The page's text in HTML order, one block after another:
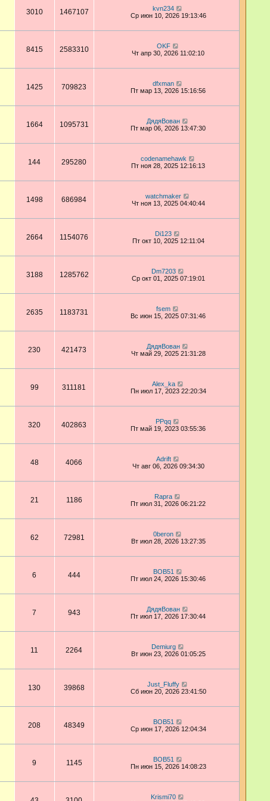
3010 1467107
kvn234
Ср июн 10, 2026 19:13:46
8415 2583310
OKF
Чт апр 30, 2026 11:02:10
1425 709823
dfxman
Пт мар 13, 2026 15:16:56
1664 1095731
ДядяВован
Пт мар 06, 2026 13:47:30
144 295280
codenamehawk
Пт ноя 28, 2025 12:16:13
1498 686984
watchmaker
Чт ноя 13, 2025 04:40:44
2664 1154076
Di123
Пт окт 10, 2025 12:11:04
3188 1285762
Dm7203
Ср окт 01, 2025 07:19:01
2635 1183731
fsem
Вс июн 15, 2025 07:31:46
230 421473
ДядяВован
Чт май 29, 2025 21:31:28
99 311181
Alex_ka
Пн июл 17, 2023 22:20:34
320 402863
PPqq
Пт май 19, 2023 03:55:36
48 4066
Adrift
Чт авг 06, 2026 09:34:30
21 1186
Rapra
Пт июл 31, 2026 06:21:22
62 72981
0beron
Вт июл 28, 2026 13:27:35
6 444
BOB51
Пт июл 24, 2026 15:30:46
7 943
ДядяВован
Пт июл 17, 2026 17:30:44
11 2264
Demiurg
Вт июн 23, 2026 01:05:25
130 39868
Just_Fluffy
Сб июн 20, 2026 23:41:50
208 48349
BOB51
Ср июн 17, 2026 12:04:34
9 1145
BOB51
Пн июн 15, 2026 14:08:23
Krismi70